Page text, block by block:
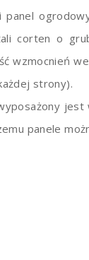
panel
corten o
wzmocnień
strony).
jest
panele